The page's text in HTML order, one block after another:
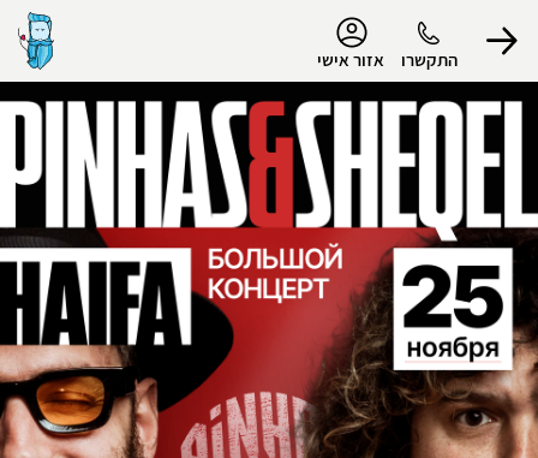
התקשרו אזור אישי
הפרופיל שלי
התנתק